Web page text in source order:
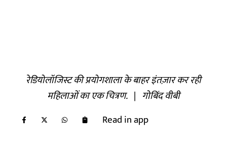
रेडियोलॉजिस्ट की प्रयोगशाला के बाहर इंतज़ार कर रही
महिलाओं का एक चित्रण. | गोबिंद वीबी
Read in app